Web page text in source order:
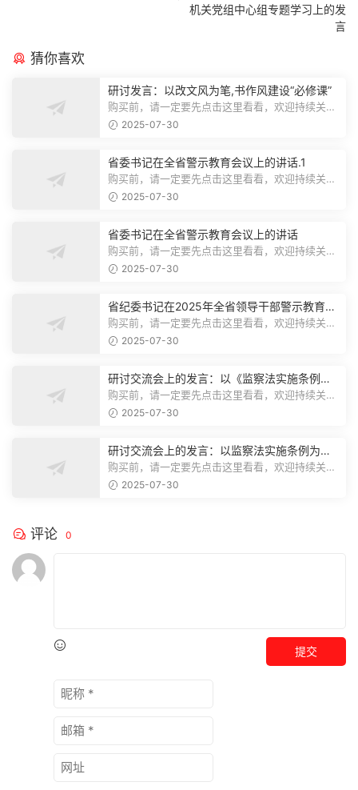
机关党组中心组专题学习上的发
言
猜你喜欢
研讨发言：以改文风为笔,书作风建设“必修课”
购买前，请一定要先点击这里看看，欢迎持续关
注，精彩模板每天推送预览结束，本文...
2025-07-30
省委书记在全省警示教育会议上的讲话.1
购买前，请一定要先点击这里看看，欢迎持续关
注，精彩模板每天推送预览结束，本文...
2025-07-30
省委书记在全省警示教育会议上的讲话
购买前，请一定要先点击这里看看，欢迎持续关
注，精彩模板每天推送预览结束，本文...
2025-07-30
省纪委书记在2025年全省领导干部警示教育会
上的讲话.1
购买前，请一定要先点击这里看看，欢迎持续关
注，精彩模板每天推送预览结束，本文...
2025-07-30
研讨交流会上的发言：以《监察法实施条例》
为纲,推动巡察工作高质量发展
购买前，请一定要先点击这里看看，欢迎持续关
注，精彩模板每天推送预览结束，本文...
2025-07-30
研讨交流会上的发言：以监察法实施条例为纲
推动巡察工作高质量发展
购买前，请一定要先点击这里看看，欢迎持续关
注，精彩模板每天推送预览结束，本文...
2025-07-30
评论 0
提交